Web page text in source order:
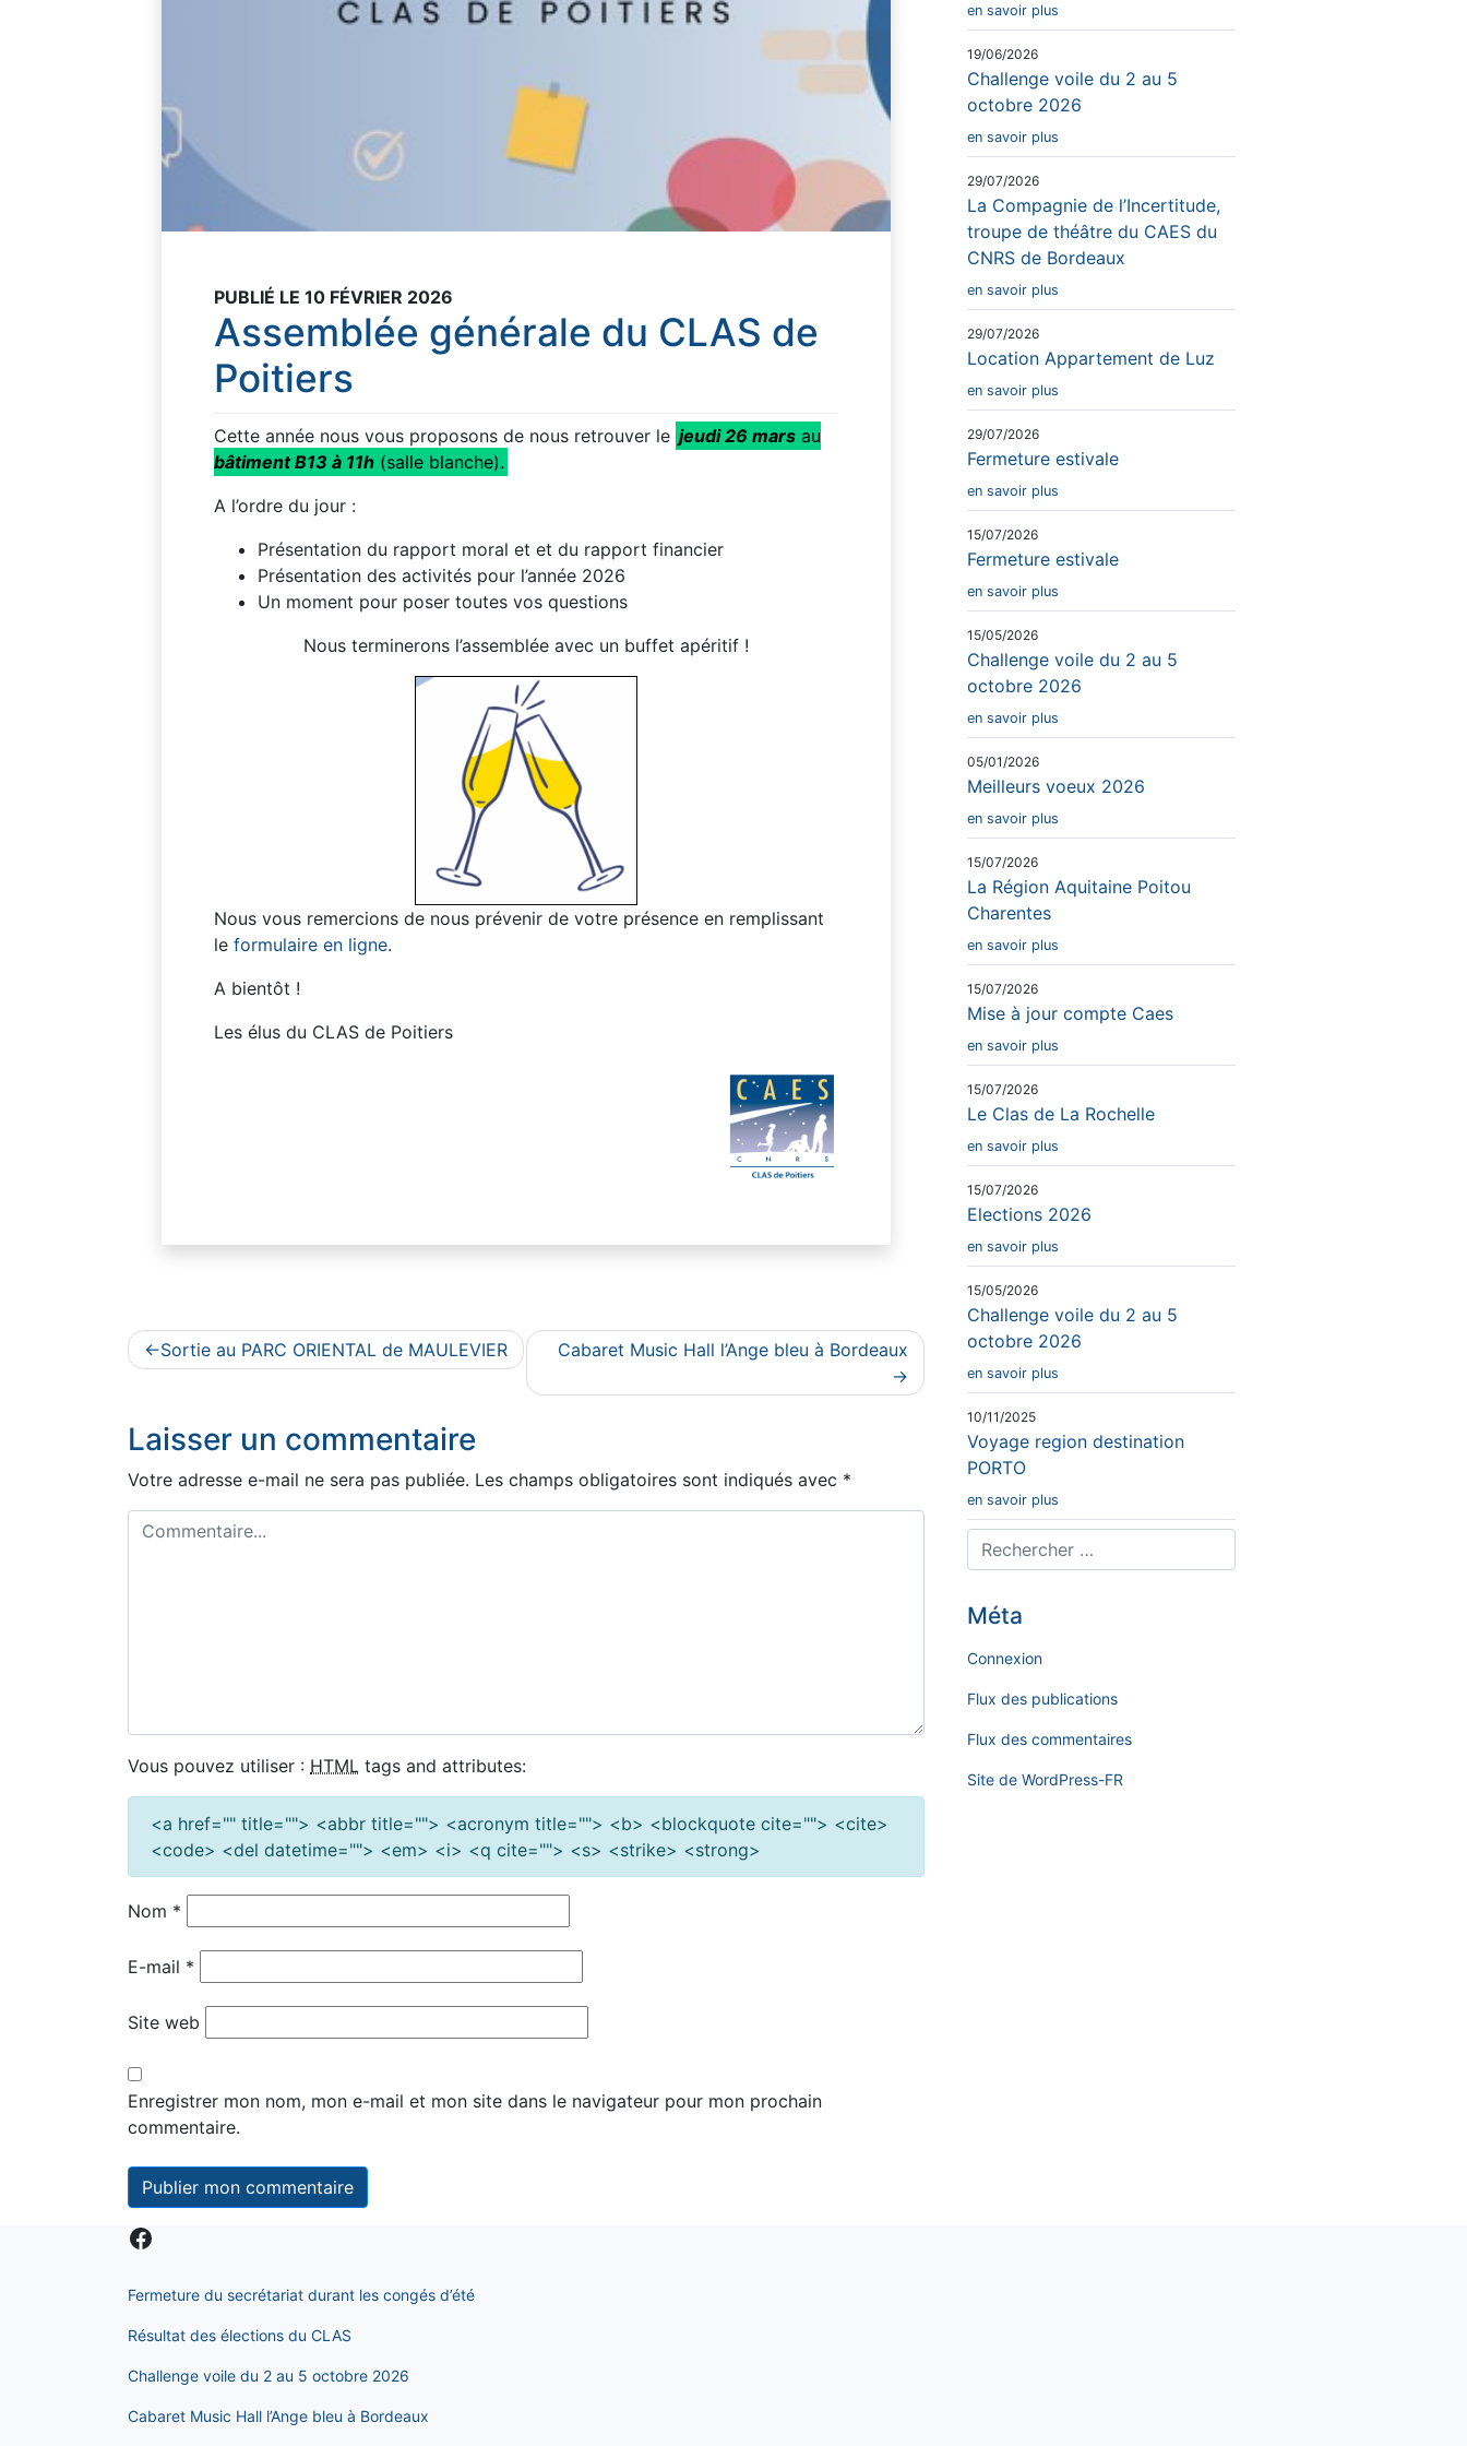
PUBLIÉ LE 10 FÉVRIER 2026
Assemblée générale du CLAS de
Poitiers
Cette année nous vous proposons de nous retrouver le jeudi 26 mars au
bâtiment B13 à 11h (salle blanche).
A l’ordre du jour :
Présentation du rapport moral et et du rapport financier
Présentation des activités pour l’année 2026
Un moment pour poser toutes vos questions
Nous terminerons l’assemblée avec un buffet apéritif !
Nous vous remercions de nous prévenir de votre présence en remplissant
le formulaire en ligne.
A bientôt !
Les élus du CLAS de Poitiers
Navigation
l’article
Sortie au PARC ORIENTAL de MAULEVIER Cabaret Music Hall l’Ange bleu à Bordeaux
Laisser un commentaire
Votre adresse e-mail ne sera pas publiée. Les champs obligatoires sont indiqués avec *
Vous pouvez utiliser : HTML tags and attributes:
<a href="" title=""> <abbr title=""> <acronym title=""> <b> <blockquote cite=""> <cite>
<code> <del datetime=""> <em> <i> <q cite=""> <s> <strike> <strong>
Nom *
E-mail *
Site web
Enregistrer mon nom, mon e-mail et mon site dans le navigateur pour mon prochain
commentaire.
en savoir plus
19/06/2026
Challenge voile du 2 au 5
octobre 2026
en savoir plus
29/07/2026
La Compagnie de l’Incertitude,
troupe de théâtre du CAES du
CNRS de Bordeaux
en savoir plus
29/07/2026
Location Appartement de Luz
en savoir plus
29/07/2026
Fermeture estivale
en savoir plus
15/07/2026
Fermeture estivale
en savoir plus
15/05/2026
Challenge voile du 2 au 5
octobre 2026
en savoir plus
05/01/2026
Meilleurs voeux 2026
en savoir plus
15/07/2026
La Région Aquitaine Poitou
Charentes
en savoir plus
15/07/2026
Mise à jour compte Caes
en savoir plus
15/07/2026
Le Clas de La Rochelle
en savoir plus
15/07/2026
Elections 2026
en savoir plus
15/05/2026
Challenge voile du 2 au 5
octobre 2026
en savoir plus
10/11/2025
Voyage region destination
PORTO
en savoir plus
Méta
Connexion
Flux des publications
Flux des commentaires
Site de WordPress-FR
Facebook
Fermeture du secrétariat durant les congés d’été
Résultat des élections du CLAS
Challenge voile du 2 au 5 octobre 2026
Cabaret Music Hall l’Ange bleu à Bordeaux